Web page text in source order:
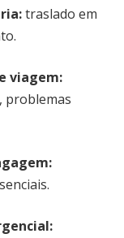
traslado em
viagem:
problemas